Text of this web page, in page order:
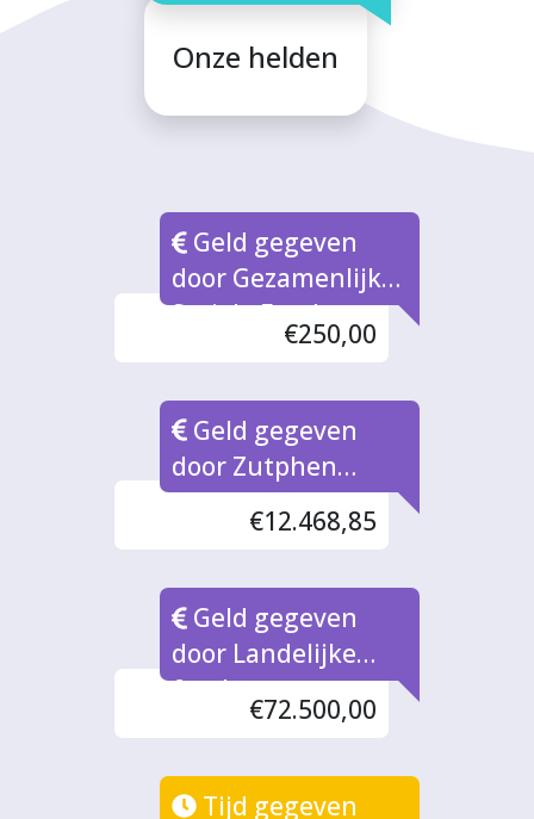
Onze helden
Geld gegeven
door Gezamenlijke
Sociale Fondsen
€250,00
Geld gegeven
door Zutphen
Fonds
€12.468,85
Geld gegeven
door Landelijke
fondsen
€72.500,00
Tijd gegeven